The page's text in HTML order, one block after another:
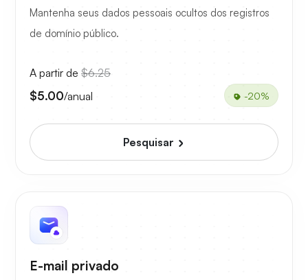
Mantenha seus dados pessoais ocultos dos registros
de domínio público.
A partir de $6.25
$5.00/anual -20%
Pesquisar
E-mail privado